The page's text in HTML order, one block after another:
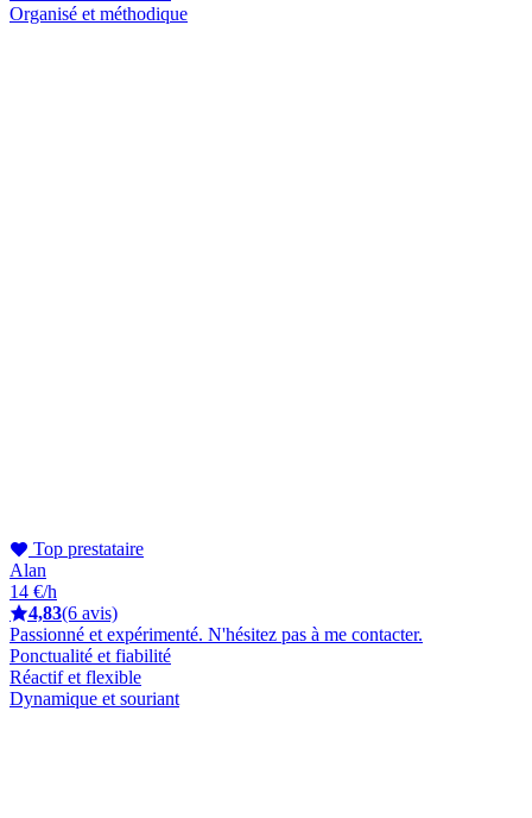
Organisé et méthodique
Top prestataire
Alan
14 €/h
4,83(6 avis)
Passionné et expérimenté. N'hésitez pas à me contacter.
Ponctualité et fiabilité
Réactif et flexible
Dynamique et souriant